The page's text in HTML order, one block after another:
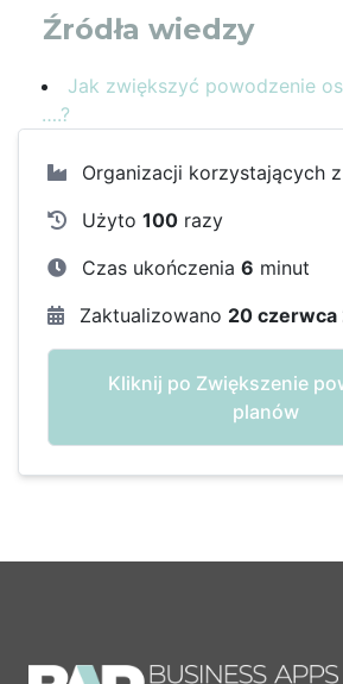
Źródła wiedzy
Jak zwiększyć powodzenie
….?
Organizacji korzystających
Użyto 100 razy
Czas ukończenia 6 minut
Zaktualizowano 20 czerwca
Kliknij po Zwiększenie
planów